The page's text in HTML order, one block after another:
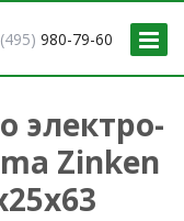
980-79-60
электро-
Zinken